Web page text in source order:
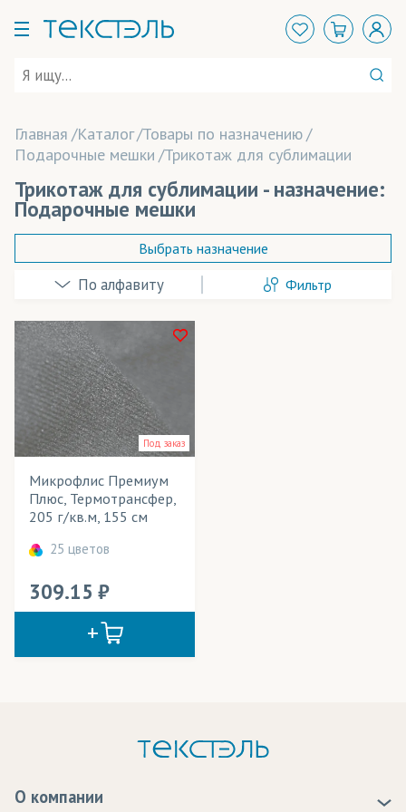
Главная Каталог Товары по назначению
Подарочные мешки Трикотаж для сублимации
Трикотаж для сублимации - назначение:
Подарочные мешки
Арт-объекты
Балаклавы
Банданы-труба
Баннеры
Баскетбольная форма
Блузки
Бомберы
Брюки
Велошорты
Гимнастическая форма
Детская одежда
Выбрать назначение
Фильтр
Технология печати
Применение в изделиях
Тип товара
Cостав ткани
Под заказ
Микрофлис Премиум
Плюс, Термотрансфер,
205 г/кв.м, 155 см
25 цветов
309.15
О компании